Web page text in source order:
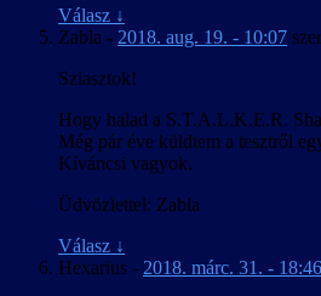
Válasz ↓
Zabla - 2018. aug. 19. - 10:07
Sziasztok!
Hogy halad a S.T.A.L.K.E.R.
Még pár éve küldtem a tesztről
Kíváncsi vagyok.
Üdvözlettel: Zabla
Válasz ↓
Hexarius - 2018. márc. 31. - 18:46